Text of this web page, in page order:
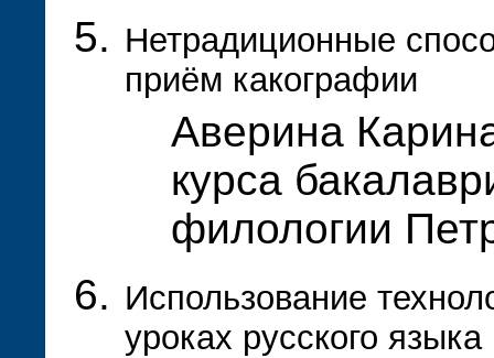
Нетрадиционные
приём какографии
Аверина
курса
филологии
Использование
уроках русского